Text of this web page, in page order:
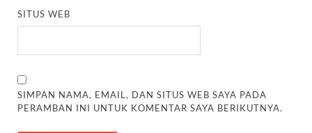
SITUS WEB
SIMPAN NAMA, EMAIL, DAN SITUS WEB SAYA PADA
PERAMBAN INI UNTUK KOMENTAR SAYA BERIKUTNYA.